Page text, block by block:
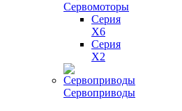
Сервомоторы
Серия
X6
Серия
X2
Сервоприводы